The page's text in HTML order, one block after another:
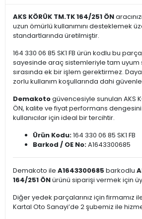
AKS KÖRÜK TM.TK 164/251 ÖN
uzun ömürlü kullanımını desteklemek
standartlarında üretilmiştir.
164 330 06 85 SK1 FB ürün kodlu bu
sayesinde araç sistemleriyle tam uyum
sırasında ek bir işlem gerektirmez.
zorlu kullanım koşullarında dahi
Demakotogüvencesiyle sunulan AKS
ÖN, kalite ve fiyat performans
kullanıcılar için ideal bir tercihtir.
Ürün Kodu:164 330 06 85 SK1 FB
Barkod / OE No:A1643300685
Demakoto ile A1643300685 barkodlu
164/251 ÖNürünü siparişi vermek için
Diğer yedek parçalarınız için firmamız
Kartal Oto Sanayi’de 2 şubemiz ile